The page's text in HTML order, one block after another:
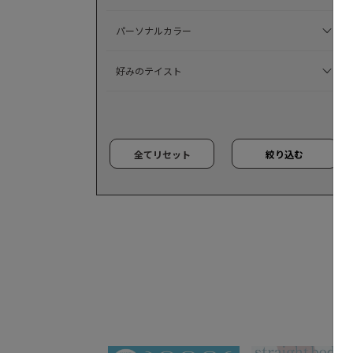
パーソナルカラー
好みのテイスト
全てリセット 絞り込む